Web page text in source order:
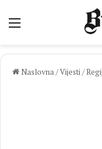
Izbornik
Naslovna/Vijesti/